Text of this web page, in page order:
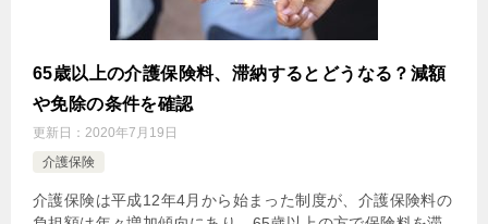
65歳以上の介護保険料、滞納するとどうなる？減額
や免除の条件を確認
更新日： 2020年7月19日
介護保険
介護保険は平成12年4月から始まった制度が、介護保険料の